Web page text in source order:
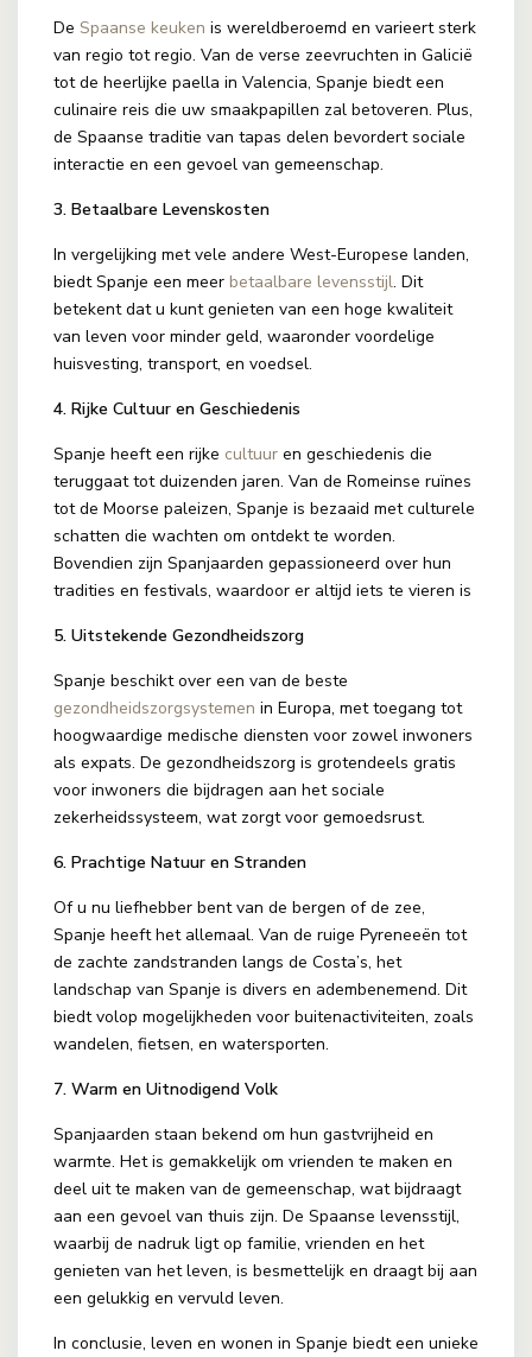
De Spaanse keuken is wereldberoemd en varieert sterk
van regio tot regio. Van de verse zeevruchten in Galicië
tot de heerlijke paella in Valencia, Spanje biedt een
culinaire reis die uw smaakpapillen zal betoveren. Plus,
de Spaanse traditie van tapas delen bevordert sociale
interactie en een gevoel van gemeenschap.
3. Betaalbare Levenskosten
In vergelijking met vele andere West-Europese landen,
biedt Spanje een meer betaalbare levensstijl. Dit
betekent dat u kunt genieten van een hoge kwaliteit
van leven voor minder geld, waaronder voordelige
huisvesting, transport, en voedsel.
4. Rijke Cultuur en Geschiedenis
Spanje heeft een rijke cultuur en geschiedenis die
teruggaat tot duizenden jaren. Van de Romeinse ruïnes
tot de Moorse paleizen, Spanje is bezaaid met culturele
schatten die wachten om ontdekt te worden.
Bovendien zijn Spanjaarden gepassioneerd over hun
tradities en festivals, waardoor er altijd iets te vieren is
5. Uitstekende Gezondheidszorg
Spanje beschikt over een van de beste
gezondheidszorgsystemen in Europa, met toegang tot
hoogwaardige medische diensten voor zowel inwoners
als expats. De gezondheidszorg is grotendeels gratis
voor inwoners die bijdragen aan het sociale
zekerheidssysteem, wat zorgt voor gemoedsrust.
6. Prachtige Natuur en Stranden
Of u nu liefhebber bent van de bergen of de zee,
Spanje heeft het allemaal. Van de ruige Pyreneeën tot
de zachte zandstranden langs de Costa’s, het
landschap van Spanje is divers en adembenemend. Dit
biedt volop mogelijkheden voor buitenactiviteiten, zoals
wandelen, fietsen, en watersporten.
7. Warm en Uitnodigend Volk
Spanjaarden staan bekend om hun gastvrijheid en
warmte. Het is gemakkelijk om vrienden te maken en
deel uit te maken van de gemeenschap, wat bijdraagt
aan een gevoel van thuis zijn. De Spaanse levensstijl,
waarbij de nadruk ligt op familie, vrienden en het
genieten van het leven, is besmettelijk en draagt bij aan
een gelukkig en vervuld leven.
In conclusie, leven en wonen in Spanje biedt een unieke